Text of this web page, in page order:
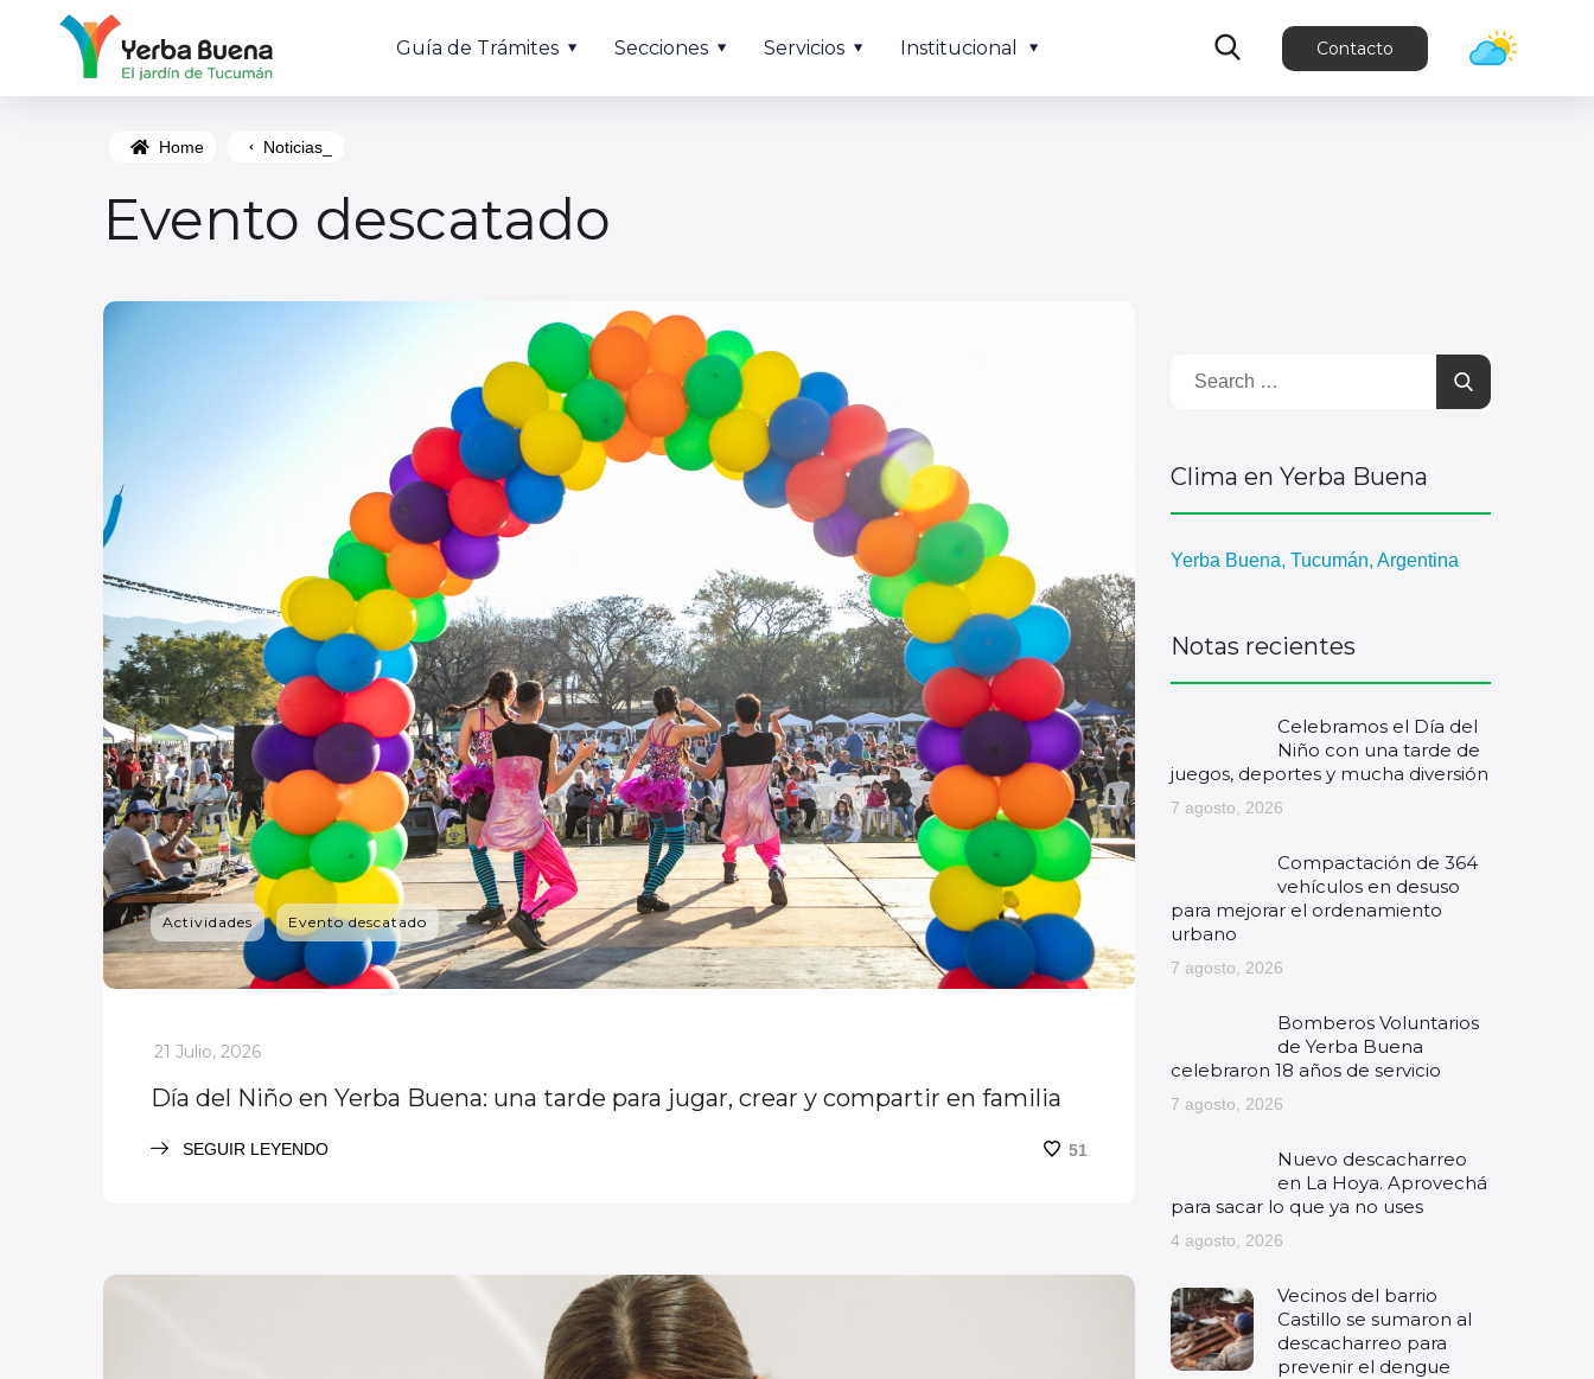
Guía de Trámites Secciones Servicios Institucional Contacto
Home Noticias_
Evento descatado
Actividades Evento descatado
_
21 Julio, 2026
Día del Niño en Yerba Buena: una tarde para jugar, crear y compartir en familia
SEGUIR LEYENDO 51
Clima en Yerba Buena
Yerba Buena, Tucumán, Argentina
Notas recientes
Celebramos el Día del
Niño con una tarde de
juegos, deportes y mucha diversión
7 agosto, 2026
Compactación de 364
vehículos en desuso
para mejorar el ordenamiento
urbano
7 agosto, 2026
Bomberos Voluntarios
de Yerba Buena
celebraron 18 años de servicio
7 agosto, 2026
Nuevo descacharreo
en La Hoya. Aprovechá
para sacar lo que ya no uses
4 agosto, 2026
Vecinos del barrio
Castillo se sumaron al
descacharreo para
prevenir el dengue